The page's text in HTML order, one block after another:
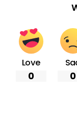
Love
0 0